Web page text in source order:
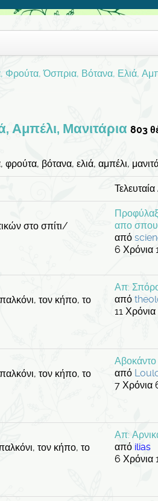
Φρούτα, Όσπρια, Βότανα, Ελιά,
Αμπέλι, Μανιτάρια 803
βότανα, ελιά, αμπέλι,
στο σπίτι/
απο
από
6 Χρόνια
τον κήπο, το
Απ:
από
11
τον κήπο, το
Αβοκάντο
από
7 Χρόνια
τον κήπο, το
Απ:
από ilias
6 Χρόνια